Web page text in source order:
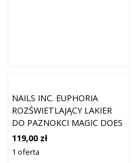
NAILS INC. EUPHORIA
ROZŚWIETLAJĄCY LAKIER
DO PAZNOKCI MAGIC DOES
EXIST 14 ML
119,00 zł
1 oferta